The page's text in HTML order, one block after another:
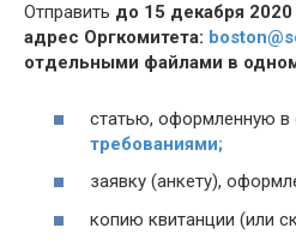
Отправить до 15 декабря
адрес Оргкомитета:
отдельными файлами в
статью, оформленную в
требованиями;
заявку (анкету),
копию квитанции (или